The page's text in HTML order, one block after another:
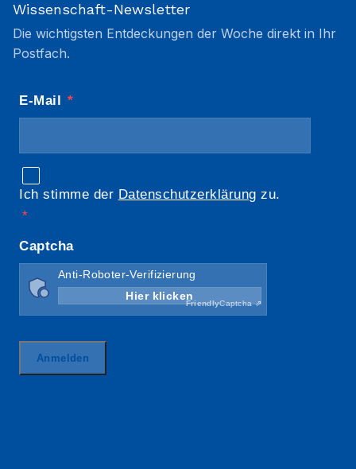
Wissenschaft-Newsletter
Die wichtigsten Entdeckungen der Woche direkt in Ihr
Postfach.